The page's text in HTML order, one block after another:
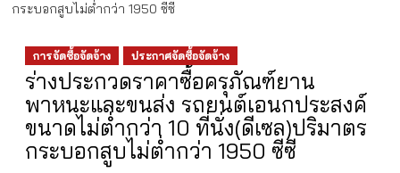
กระบอกสูบไม่ต่ำกว่า 1950 ซีซี
การจัดซื้อจัดจ้าง ประกาศจัดซื้อจัดจ้าง
ร่างประกวดราคาซื้อครุภัณฑ์ยาน
พาหนะและขนส่ง รถยนต์เอนกประสงค์
ขนาดไม่ต่ำกว่า 10 ที่นั่ง(ดีเซล)ปริมาตร
กระบอกสูบไม่ต่ำกว่า 1950 ซีซี